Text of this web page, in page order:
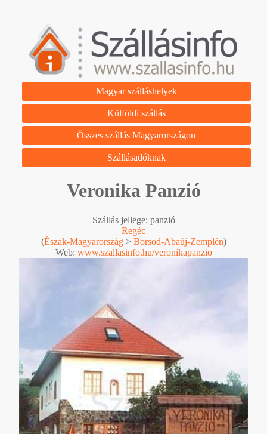
Magyar szálláshelyek
Külföldi szállás
Összes szállás Magyarországon
Szállásadóknak
Veronika Panzió
Szállás jellege: panzió
Regéc
(Észak-Magyarország> Borsod-Abaúj-Zemplén)
Web: www.szallasinfo.hu/veronikapanzio